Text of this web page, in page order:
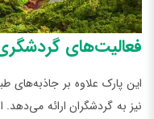
فعالیت‌های گردشگری
این پارک علاوه بر جاذبه‌های
نیز به گردشگران ارائه